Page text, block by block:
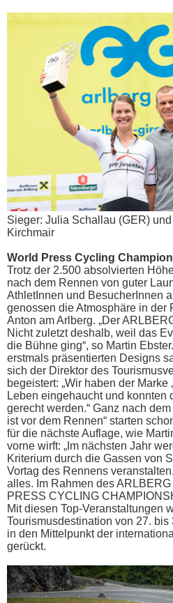
Sieger: Julia Schallau (GER)
Kirchmair
World Press Cycling
Trotz der 2.500 absolvierten
nach dem Rennen von guter
AthletInnen und BesucherInnen
genossen die Atmosphäre in der
Anton am Arlberg. „Der
Nicht zuletzt deshalb, weil das
die Bühne ging“, so Martin
erstmals präsentierten Designs
sich der Direktor des
begeistert: „Wir haben der Marke
Leben eingehaucht und konnten
gerecht werden.“ Ganz nach
ist vor dem Rennen“ starten
für die nächste Auflage, wie
vorne wirft: „Im nächsten Jahr
Kriterium durch die Gassen von
Vortag des Rennens
alles. Im Rahmen des
PRESS CYCLING
Mit diesen Top-Veranstaltungen
Tourismusdestination von 27.
in den Mittelpunkt der
gerückt.